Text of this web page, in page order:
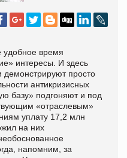
удобное время
интересы. И здесь
демонстрируют просто
антикризисных
базу» подгоняют и под
«отраслевым»
уплату 17,2 млн
на них
напомним, за